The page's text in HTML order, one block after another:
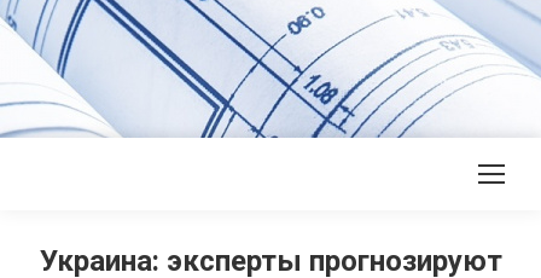
Украина: эксперты прогнозируют